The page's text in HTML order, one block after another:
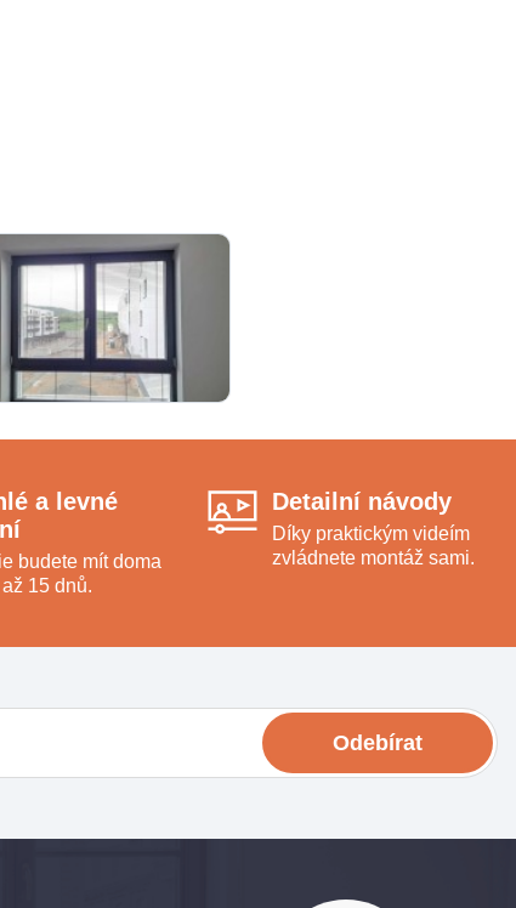
a levné
budete mít doma
15 dnů.
Detailní návody
Díky praktickým videím
zvládnete montáž sami.
Odebírat